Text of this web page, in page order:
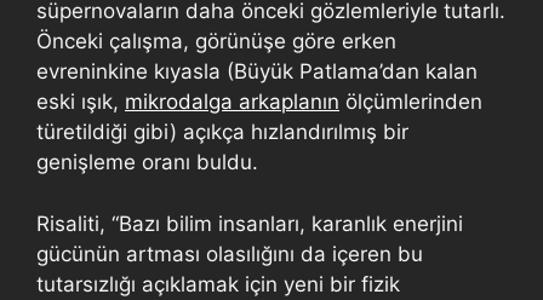
süpernovaların daha önceki gözlemleriyle tutarlı.
Önceki çalışma, görünüşe göre erken
evreninkine kıyasla (Büyük Patlama’dan kalan
eski ışık, mikrodalga arkaplanın ölçümlerinden
türetildiği gibi) açıkça hızlandırılmış bir
genişleme oranı buldu.
Risaliti, “Bazı bilim insanları, karanlık enerjini
gücünün artması olasılığını da içeren bu
tutarsızlığı açıklamak için yeni bir fizik